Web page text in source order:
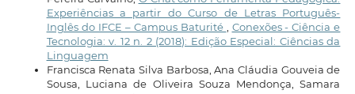
Experiências a partir do Curso de Letras Português-
Inglês do IFCE – Campus Baturité
Conexões - Ciência e
Tecnologia: v. 12 n. 2 (2018): Edição Especial: Ciências da
Linguagem
Francisca Renata Silva Barbosa, Ana Cláudia Gouveia de
Sousa, Luciana de Oliveira Souza Mendonça, Samara